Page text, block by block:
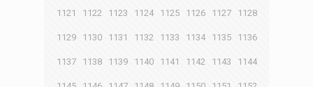
1121 1122 1123 1124 1125 1126 1127 1128
1129 1130 1131 1132 1133 1134 1135 1136
1137 1138 1139 1140 1141 1142 1143 1144